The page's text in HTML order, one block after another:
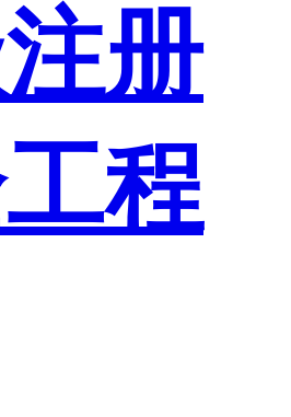
册
程